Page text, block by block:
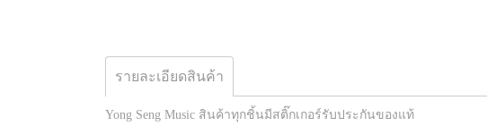
รายละเอียดสินค้า
Yong Seng Music สินค้าทุกชิ้นมีสติ๊กเกอร์รับประกันของแท้